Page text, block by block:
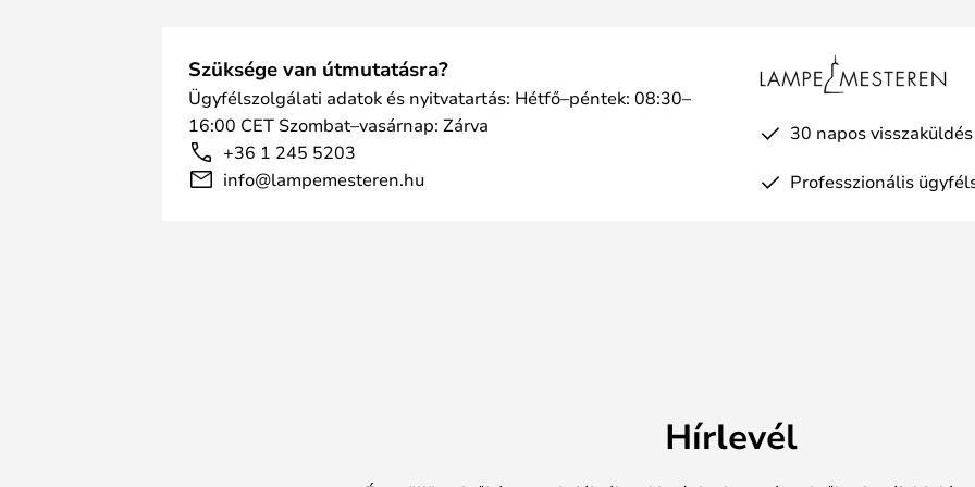
Szüksége van útmutatásra?
Ügyfélszolgálati adatok és nyitvatartás: Hétfő–péntek: 08:30–
16:00 CET Szombat–vasárnap: Zárva
+36 1 245 5203
info@lampemesteren.hu
30 napos visszaküldés
Professzionális
Hírlevél